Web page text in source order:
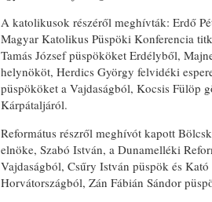
A katolikusok részéről meghívták: Erdő
Magyar Katolikus Püspöki Konferencia
Tamás József püspököket Erdélyből,
helynököt, Herdics György felvidéki
püspököket a Vajdaságból, Kocsis Fülöp
Kárpátaljáról.
Református részről meghívót kapott
elnöke, Szabó István, a Dunamelléki
Vajdaságból, Csűry István püspök és
Horvátországból, Zán Fábián Sándor